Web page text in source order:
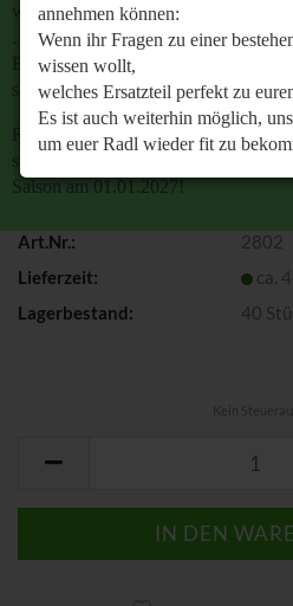
annehmen können:
Wenn ihr Fragen zu einer
wissen wollt,
welches Ersatzteil perfekt zu
Es ist auch weiterhin möglich,
um euer Radl wieder fit zu
Retrobike wünscht euch eine
Saison am 01.01.2027!
welches Ersatzteil perfekt zu eurem
…
Es ist auch weiterhin möglich, uns
schreiben, um euer Radl wieder fit
Retrobike wünscht euch eine
sich schon jetzt auf den gemeinsamen
Saison am 01.01.2027!
Art.Nr.:
2802
Lieferzeit:
ca.
Lagerbestand: 40